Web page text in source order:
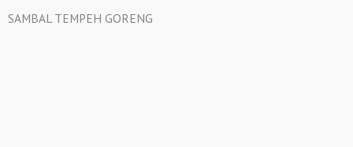
SAMBAL TEMPEH GORENG